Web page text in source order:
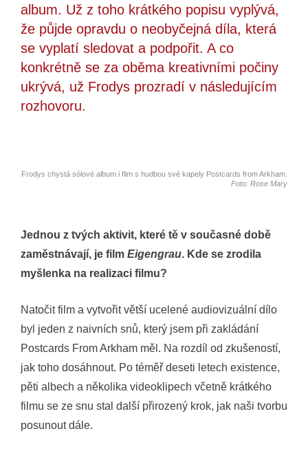
album. Už z toho krátkého popisu vyplývá,
že půjde opravdu o neobyčejná díla, která
se vyplatí sledovat a podpořit. A co
konkrétně se za oběma kreativními počiny
ukrývá, už Frodys prozradí v následujícím
rozhovoru.
Frodys chystá sólové album i film s hudbou své kapely Postcards from Arkham.
Foto: Rose Mary
Jednou z tvých aktivit, které tě v současné době
zaměstnávají, je film Eigengrau. Kde se zrodila
myšlenka na realizaci filmu?
Natočit film a vytvořit větší ucelené audiovizuální dílo
byl jeden z naivních snů, který jsem při zakládání
Postcards From Arkham měl. Na rozdíl od zkušeností,
jak toho dosáhnout. Po téměř deseti letech existence,
pěti albech a několika videoklipech včetně krátkého
filmu se ze snu stal další přirozený krok, jak naši tvorbu
posunout dále.